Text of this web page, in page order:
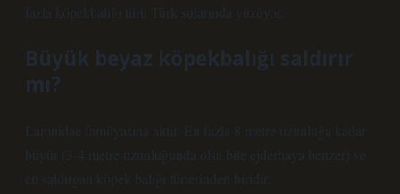
fazla köpekbalığı türü Türk sularında yüzüyor.
Büyük beyaz köpekbalığı saldırır
mı?
Lamnidae familyasına aittir. En fazla 8 metre uzunluğa kadar
büyür (3-4 metre uzunluğunda olsa bile ejderhaya benzer) ve
en saldırgan köpek balığı türlerinden biridir.